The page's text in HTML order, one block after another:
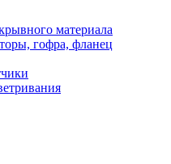
материала
гофра, фланец